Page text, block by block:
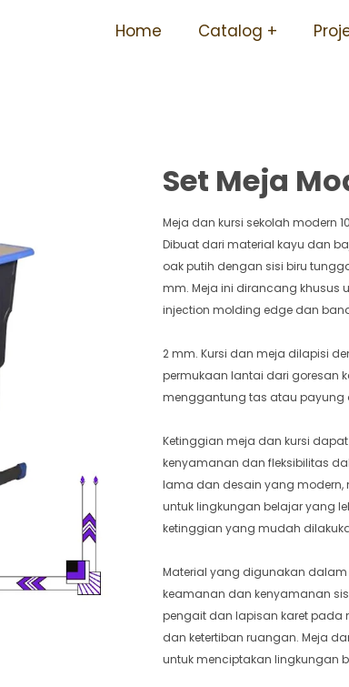
Home Catalog
Berbagai
Set Meja
Meja dan kursi sekolah modern
Dibuat dari material kayu dan
oak putih dengan sisi biru
mm. Meja ini dirancang khusus
injection molding edge dan
2 mm. Kursi dan meja dilapisi
permukaan lantai dari goresan
menggantung tas atau payung
Ketinggian meja dan kursi
kenyamanan dan fleksibilitas
lama dan desain yang modern,
untuk lingkungan belajar yang
ketinggian yang mudah
Material yang digunakan
keamanan dan kenyamanan
pengait dan lapisan karet pada
dan ketertiban ruangan. Meja
untuk menciptakan lingkungan